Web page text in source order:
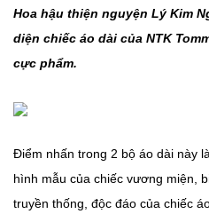
Hoa hậu thiện nguyện Lý Kim
diện chiếc áo dài của NTK
cực phẩm.
Điểm nhấn trong 2 bộ áo dài này
hình mẫu của chiếc vương miện,
truyền thống, độc đáo của chiếc